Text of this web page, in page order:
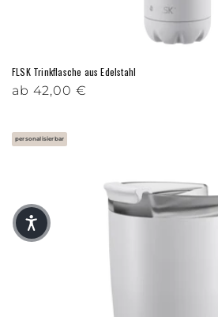
FLSK Trinkflasche aus Edelstahl
Normaler Preis
ab 42,00 €
personalisierbar